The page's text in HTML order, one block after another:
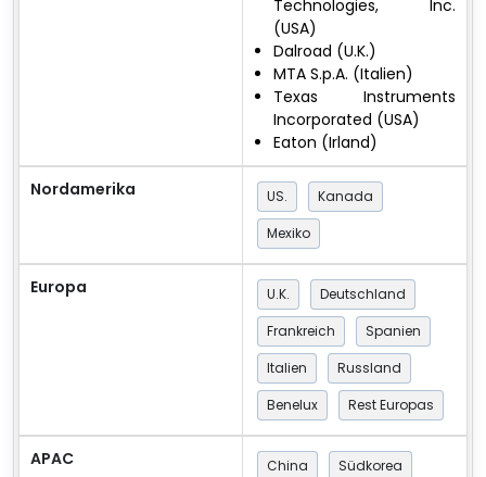
Technologies, Inc.
(USA)
Dalroad (U.K.)
MTA S.p.A. (Italien)
Texas Instruments
Incorporated (USA)
Eaton (Irland)
Nordamerika US.
Kanada
Mexiko
Europa U.K.
Deutschland
Frankreich
Spanien
Italien
Russland
Benelux
Rest Europas
APAC China
Südkorea